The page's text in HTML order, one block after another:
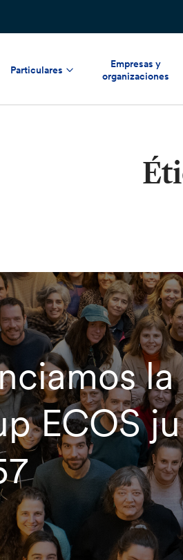
Particulares
Empresas y
organizaciones
la
ECOS